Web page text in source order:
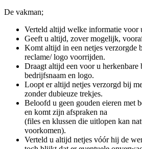
De vakman;
Verteld altijd welke informatie voor
Geeft u altijd, zover mogelijk,
Komt altijd in een netjes verzorgde
reclame/ logo voorrijden.
Draagt altijd een voor u
bedrijfsnaam en logo.
Loopt er altijd netjes verzorgd bij
zonder dubieuze trekjes.
Beloofd u geen gouden eieren met
en komt zijn afspraken na
(files en klussen die uitlopen kan
voorkomen).
Verteld u altijd netjes vóór hij de